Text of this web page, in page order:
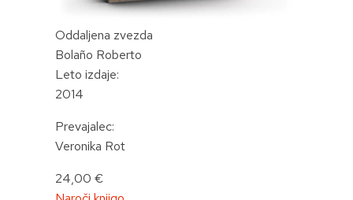
Oddaljena zvezda
Bolaño Roberto
Leto izdaje:
2014
Prevajalec:
Veronika Rot
24,00 €